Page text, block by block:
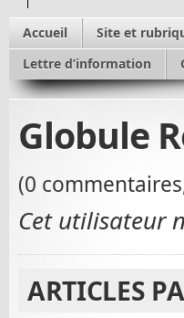
Accueil Site et
Lettre d’information
Globule
(0
Cet utilisateur
ARTICLES